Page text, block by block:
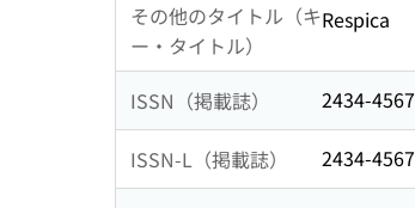
その他のタイトル（キ
ー・タイトル）
Respica
ISSN（掲載誌） 2434-4567
ISSN-L（掲載誌） 2434-4567